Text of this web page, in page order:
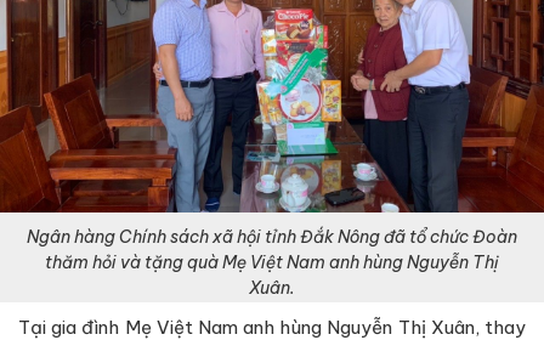
Ngân hàng Chính sách xã hội tỉnh Đắk Nông đã tổ chức Đoàn
thăm hỏi và tặng quà Mẹ Việt Nam anh hùng Nguyễn Thị
Xuân.
Tại gia đình Mẹ Việt Nam anh hùng Nguyễn Thị Xuân, thay